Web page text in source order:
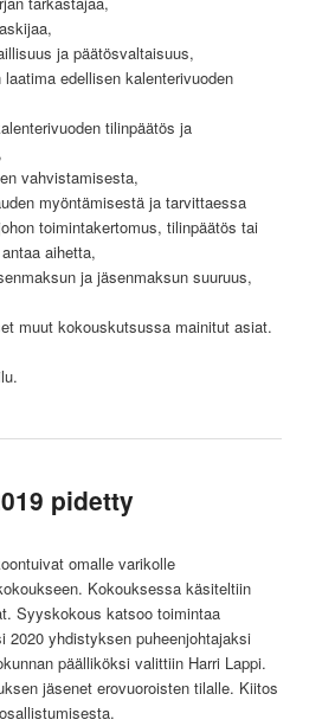
ja päätösvaltaisuus,
edellisen kalenterivuoden
tilinpäätös ja
vahvistamisesta,
myöntämisestä ja tarvittaessa
toimintakertomus, tilinpäätös tai
aihetta,
ja jäsenmaksun suuruus,
muut kokouskutsussa mainitut asiat.
pidetty
omalle varikolle
Kokouksessa käsiteltiin
Syyskokous katsoo toimintaa
2020 yhdistyksen puheenjohtajaksi
päälliköksi valittiin Harri Lappi.
jäsenet erovuoroisten tilalle. Kiitos